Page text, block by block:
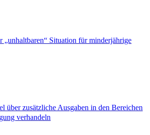
„unhaltbaren“ Situation für minderjährige
über zusätzliche Ausgaben in den Bereichen
verhandeln